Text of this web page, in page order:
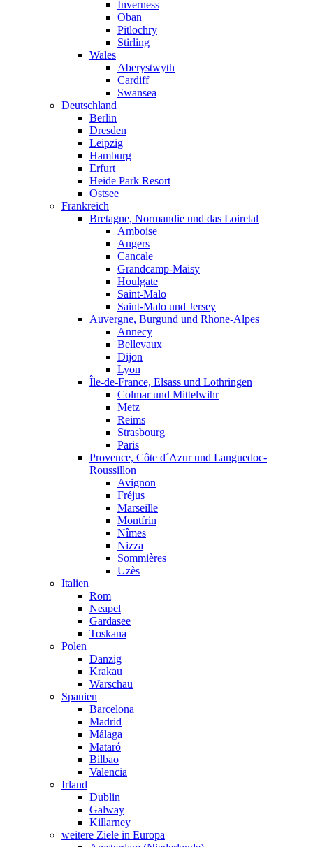
Inverness
Oban
Pitlochry
Stirling
Wales
Aberystwyth
Cardiff
Swansea
Deutschland
Berlin
Dresden
Leipzig
Hamburg
Erfurt
Heide Park Resort
Ostsee
Frankreich
Bretagne, Normandie und das Loiretal
Amboise
Angers
Cancale
Grandcamp-Maisy
Houlgate
Saint-Malo
Saint-Malo und Jersey
Auvergne, Burgund und Rhone-Alpes
Annecy
Bellevaux
Dijon
Lyon
Île-de-France, Elsass und Lothringen
Colmar und Mittelwihr
Metz
Reims
Strasbourg
Paris
Provence, Côte d´Azur und Languedoc-
Roussillon
Avignon
Fréjus
Marseille
Montfrin
Nîmes
Nizza
Sommières
Uzès
Italien
Rom
Neapel
Gardasee
Toskana
Polen
Danzig
Krakau
Warschau
Spanien
Barcelona
Madrid
Málaga
Mataró
Bilbao
Valencia
Irland
Dublin
Galway
Killarney
weitere Ziele in Europa